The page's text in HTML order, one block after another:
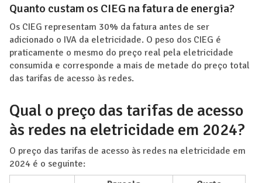
Quanto custam os CIEG na fatura de energia?
Os CIEG representam 30% da fatura antes de ser
adicionado o IVA da eletricidade. O peso dos CIEG é
praticamente o mesmo do preço real pela eletricidade
consumida e corresponde a mais de metade do preço total
das tarifas de acesso às redes.
Qual o preço das tarifas de acesso
às redes na eletricidade em 2024?
O preço das tarifas de acesso às redes na eletricidade em
2024 é o seguinte: